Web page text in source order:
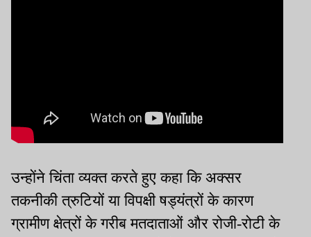
उन्होंने चिंता व्यक्त करते हुए कहा कि अक्सर
तकनीकी त्रुटियों या विपक्षी षड्यंत्रों के कारण
ग्रामीण क्षेत्रों के गरीब मतदाताओं और रोजी-रोटी के